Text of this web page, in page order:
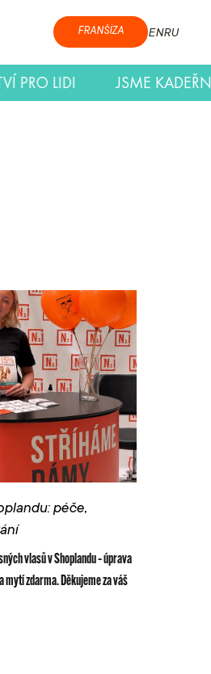
FRANŠÍZA ENRU
PRO LIDI
péče,
vlasů v Shoplandu – úprava
mytí zdarma. Děkujeme za váš